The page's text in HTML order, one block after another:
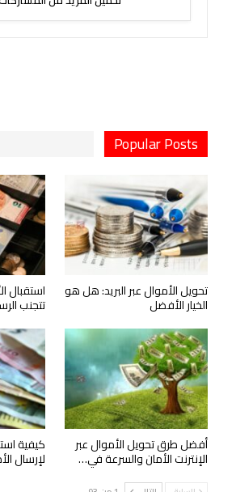
Popular Posts
تحويل الأموال عبر البريد: هل هو
الخيار الأفضل
استقبال
تتجنب
أفضل طرق تحويل الأموال عبر
الإنترنت الأمان والسرعة في…
كيفية
لإرسال